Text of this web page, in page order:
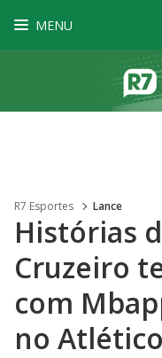
MENU
R7 Esportes Lance
Histórias
Cruzeiro
com
no